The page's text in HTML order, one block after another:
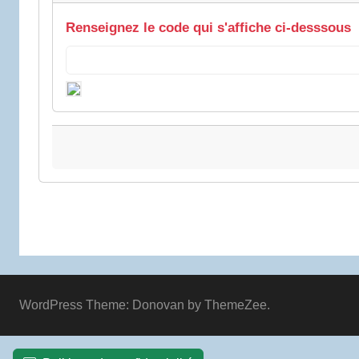
Renseignez le code qui s'affiche ci-desssous
WordPress Theme: Donovan by ThemeZee.